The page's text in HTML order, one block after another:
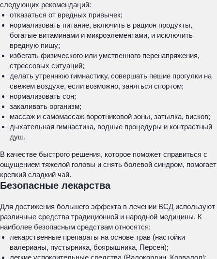
следующих рекомендаций:
отказаться от вредных привычек;
нормализовать питание, включить в рацион продукты,
богатые витаминами и микроэлементами, и исключить
вредную пищу;
избегать физического или умственного перенапряжения,
стрессовых ситуаций;
делать утреннюю гимнастику, совершать пешие прогулки на
свежем воздухе, если возможно, заняться спортом;
нормализовать сон;
закаливать организм;
массаж и самомассаж воротниковой зоны, затылка, висков;
дыхательная гимнастика, водные процедуры и контрастный
душ.
В качестве быстрого решения, которое поможет справиться с
ощущением тяжелой головы и снять болевой синдром, помогает
крепкий сладкий чай.
Безопасные лекарства
Для достижения большего эффекта в лечении ВСД используют
различные средства традиционной и народной медицины. К
наиболее безопасным средствам относятся:
лекарственные препараты на основе трав (настойки
валерианы, пустырника, боярышника, Персен);
легкие успокоительные средства (Валокордин, Корвалол);